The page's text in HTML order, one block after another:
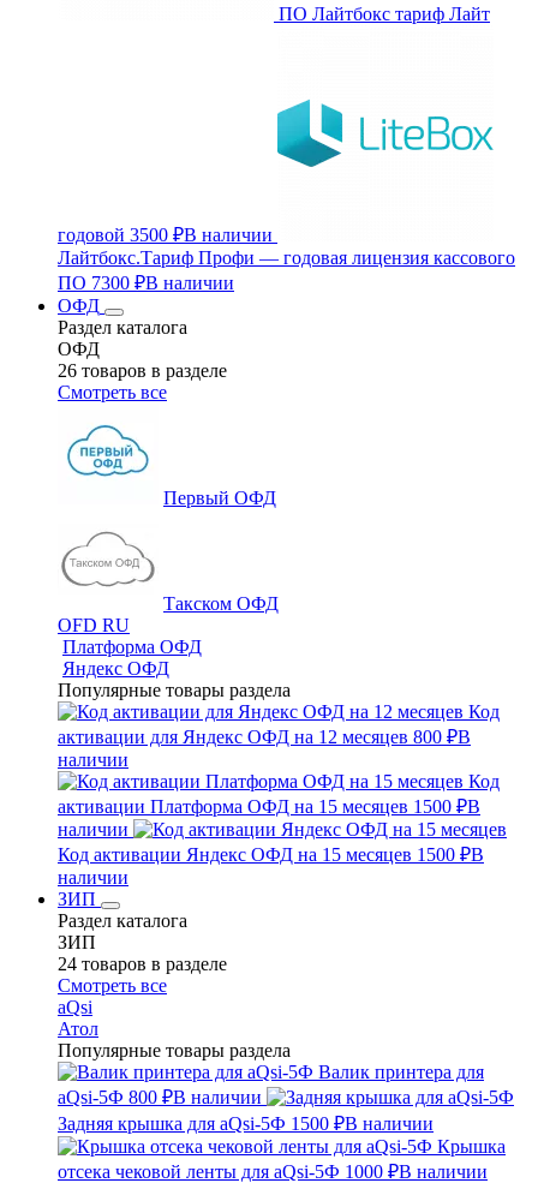
ПО Лайтбокс тариф Лайт
годовой 3500 ₽В наличии
Лайтбокс.Тариф Профи — годовая лицензия кассового
ПО 7300 ₽В наличии
ОФД
Раздел каталога
ОФД
26 товаров в разделе
Смотреть все
Первый ОФД
Такском ОФД
OFD RU
Платформа ОФД
Яндекс ОФД
Популярные товары раздела
Код
активации для Яндекс ОФД на 12 месяцев 800 ₽В
наличии
Код
активации Платформа ОФД на 15 месяцев 1500 ₽В
наличии
Код активации Яндекс ОФД на 15 месяцев 1500 ₽В
наличии
ЗИП
Раздел каталога
ЗИП
24 товаров в разделе
Смотреть все
aQsi
Атол
Популярные товары раздела
Валик принтера для
aQsi-5Ф 800 ₽В наличии
Задняя крышка для aQsi-5Ф 1500 ₽В наличии
Крышка
отсека чековой ленты для aQsi-5Ф 1000 ₽В наличии